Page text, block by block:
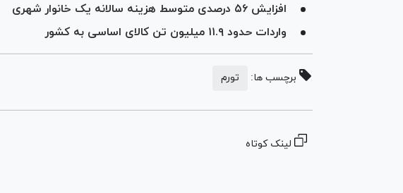
افزایش ۵۶ درصدی متوسط هزینه سالانه یک خانوار شهری
واردات حدود ۱۱.۹ میلیون تن کالای اساسی به کشور
برچسب ها: تورم
لینک کوتاه